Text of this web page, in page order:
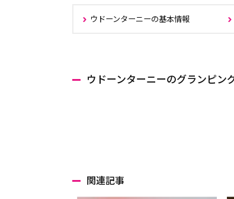
ウドーンターニーの基本情報
ウドーンターニーのグランピン
関連記事